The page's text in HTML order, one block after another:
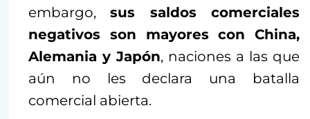
embargo,sus saldos comerciales
negativos son mayores con China,
Alemania y Japón, naciones a las que
aún no les declara una batalla
comercial abierta.